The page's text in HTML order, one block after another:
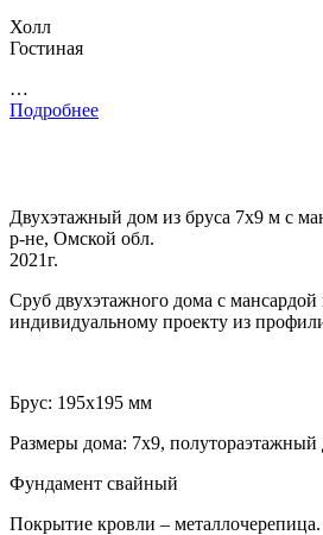
Холл
Гостиная
…
Подробнее
Двухэтажный дом из бруса 7х9 м с
р-не, Омской обл.
2021г.
Сруб двухэтажного дома с мансардой
индивидуальному проекту из
Брус: 195х195 мм
Размеры дома: 7х9, полутораэтажный
Фундамент свайный
Покрытие кровли – металлочерепица.